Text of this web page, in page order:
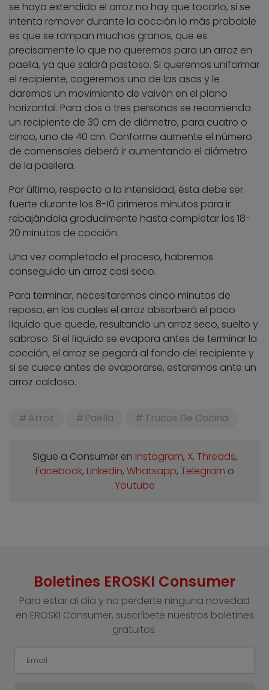
se haya extendido el arroz no hay que tocarlo, si se
intenta remover durante la cocción lo más probable
es que se rompan muchos granos, que es
precisamente lo que no queremos para un arroz en
paella, ya que saldrá pastoso. Si queremos uniformar
el recipiente, cogeremos una de las asas y le
daremos un movimiento de vaivén en el plano
horizontal. Para dos o tres personas se recomienda
un recipiente de 30 cm de diámetro, para cuatro o
cinco, uno de 40 cm. Conforme aumente el número
de comensales deberá ir aumentando el diámetro
de la paellera.
Por último, respecto a la intensidad, ésta debe ser
fuerte durante los 8-10 primeros minutos para ir
rebajándola gradualmente hasta completar los 18-
20 minutos de cocción.
Una vez completado el proceso, habremos
conseguido un arroz casi seco.
Para terminar, necesitaremos cinco minutos de
reposo, en los cuales el arroz absorberá el poco
líquido que quede, resultando un arroz seco, suelto y
sabroso. Si el líquido se evapora antes de terminar la
cocción, el arroz se pegará al fondo del recipiente y
si se cuece antes de evaporarse, estaremos ante un
arroz caldoso.
Arroz Paella Trucos De Cocina
Sigue a Consumer en Instagram, X, Threads,
Facebook, Linkedin, Whatsapp, Telegram o
Youtube
Boletines EROSKI Consumer
Para estar al día y no perderte ninguna novedad
en EROSKI Consumer, suscríbete nuestros boletines
gratuitos.